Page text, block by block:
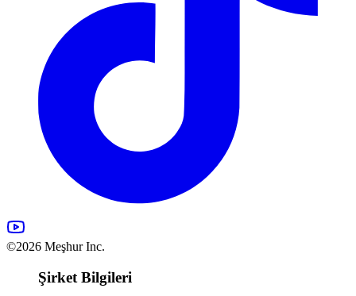
©2026 Meşhur Inc.
Şirket Bilgileri